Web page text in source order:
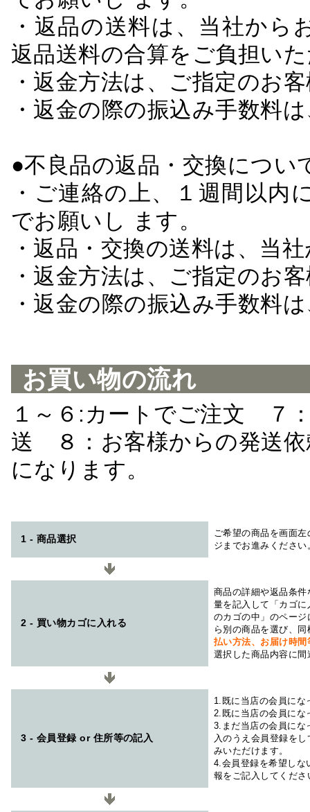
・返品の送料は、当社か
返品送料の合算をご負担い
・返金方法は、ご指定のお
・返金の際の振込み手数料
●不良品の返品・交換につい
・ご連絡の上、１週間以
でお願いし ます。
・返品・交換の送料は、当
・返金方法は、ご指定のお
・返金の際の振込み手数料
お買い物の流れ
１～６:カートでご注文 ７
送 ８：お客様からの発送
になります。
1 - 商品選択
ご希望の商品を画面
ジまでお進みください
2 - 買い物カゴに入れる
商品の詳細や返品条
量を記入して「カゴ
のカゴの中」のペー
ら別の商品を選び、
払い方法、お届け時
選択した商品内容に
3 - 会員登録 or 住所等の記入
1.既に当店の会員にな
2.既に当店の会員にな
3.まだ当店の会員にな
入のうえ会員登録を
みいただけます。
4.会員登録を希望しな
報をご記入してくださ